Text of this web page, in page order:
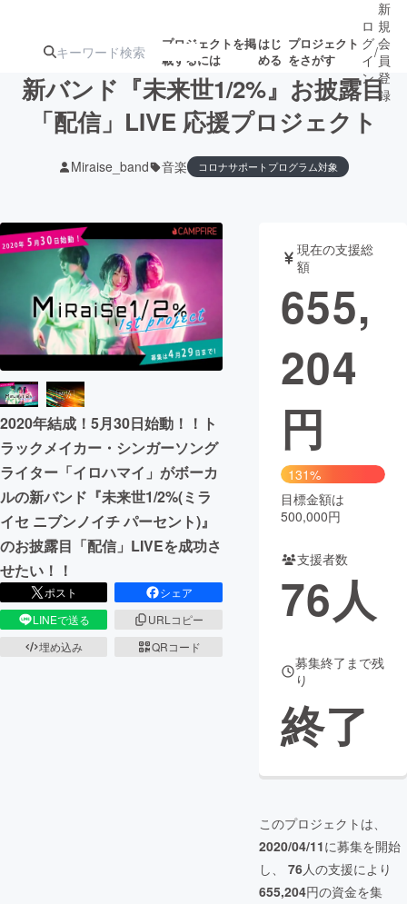
プロジェクトを掲
載するには
はじ
める
プロジェクト
をさがす
ターン
注目の新着プロ
ジェクト
募集終了が近いプ
ロジェクト
もうすぐ公開
されます
アート・写真 音楽
テクノロジー・ガジェット ゲーム・サ
映像・映画
まちづくり・地域活性化
CAMPFIRE for Social Good
CAMPFIRE Creation
CAMPFIREふるさと納税
コミュニティ
ロ
グ
イ
ン
/
新
規
会
員
登
録
新バンド『未来世1/2%』お披露目
「配信」LIVE 応援プロジェクト
Miraise_band 音楽 コロナサポートプログラム対象
2020年結成！5月30日始動！！ト
ラックメイカー・シンガーソング
ライター「イロハマイ」がボーカ
ルの新バンド『未来世1/2%(ミラ
イセ ニブンノイチ パーセント)』
のお披露目「配信」LIVEを成功さ
せたい！！
ポスト
シェア
LINEで送る
URLコピー
埋め込み
QRコード
現在の支援総
額
655,
204
円
131%
目標金額は
500,000円
支援者数
76人
募集終了まで残
り
終了
このプロジェクトは、
2020/04/11に募集を開始
し、 76人の支援により
655,204円の資金を集